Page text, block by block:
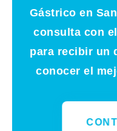
Gástrico en
consulta con
para recibir un
conocer el